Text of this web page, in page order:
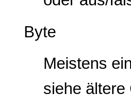
Byte
Meistens
siehe ältere